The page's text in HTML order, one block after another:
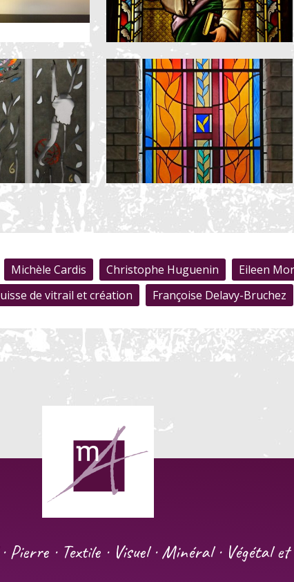
Michèle Cardis Christophe Huguenin
Eileen
de vitrail et création Françoise Delavy-Bruchez
Pierre · Textile · Visuel · Minéral · Végétal